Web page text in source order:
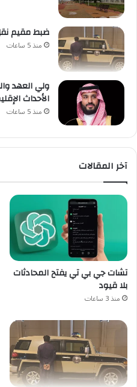
ضبط مقيم نقل 10 مخالفين لأمن الحدود
منذ 5 ساعات
ولي العهد
الأحداث
منذ 5 ساعات
آخر المقالات
تشات جي بي تي يفتح المحادثات
بلا قيود
منذ 3 ساعات